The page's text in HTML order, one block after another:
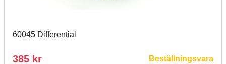
60045 Differential
385 kr Beställningsvara